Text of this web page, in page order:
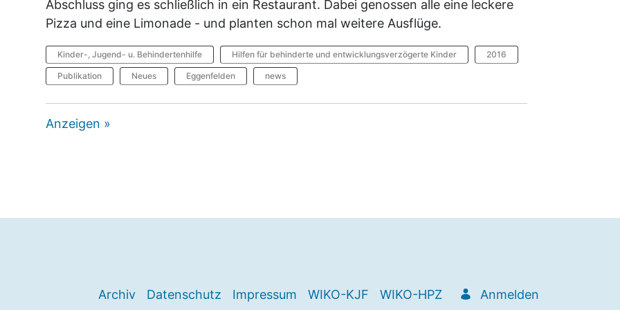
Abschluss ging es schließlich in ein Restaurant. Dabei genossen alle eine leckere
Pizza und eine Limonade - und planten schon mal weitere Ausflüge.
Kinder-, Jugend- u. Behindertenhilfe Hilfen für behinderte und entwicklungsverzögerte Kinder 2016
Publikation Neues Eggenfelden news
Anzeigen »
Archiv Datenschutz Impressum WIKO-KJF WIKO-HPZ Anmelden